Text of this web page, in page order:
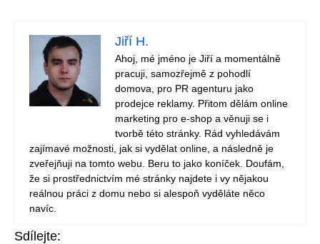
Jiří H.
Ahoj, mé jméno je Jiří a momentálně
pracuji, samozřejmě z pohodlí
domova, pro PR agenturu jako
prodejce reklamy. Přitom dělám online
marketing pro e-shop a věnuji se i
tvorbě této stránky. Rád vyhledávám
zajímavé možnosti, jak si vydělat online, a následně je
zveřejňuji na tomto webu. Beru to jako koníček. Doufám,
že si prostřednictvím mé stránky najdete i vy nějakou
reálnou práci z domu nebo si alespoň vyděláte něco
navíc.
Sdílejte: